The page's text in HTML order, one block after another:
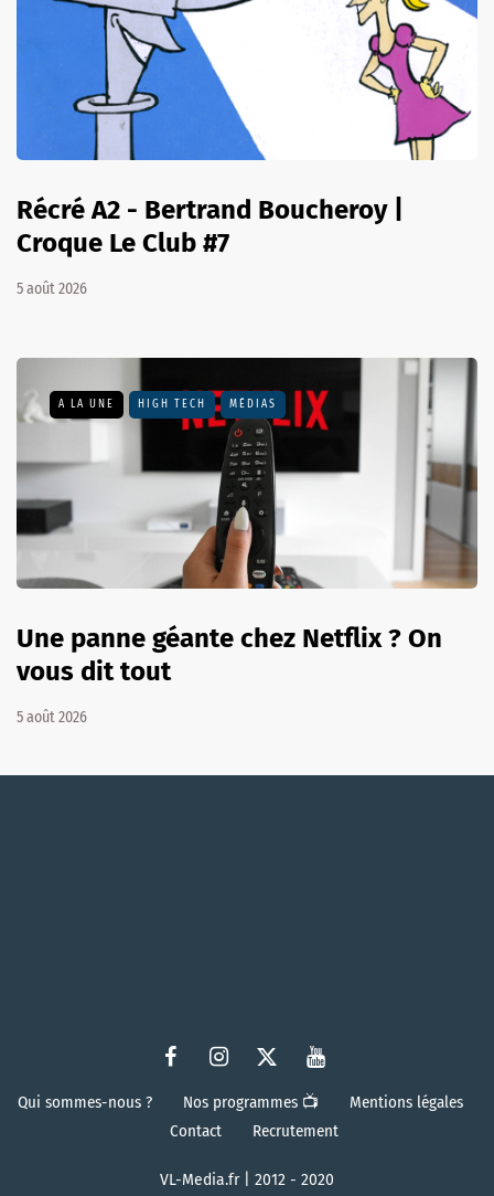
Récré A2 - Bertrand Boucheroy |
Croque Le Club #7
5 août 2026
A LA UNE HIGH TECH MÉDIAS
Une panne géante chez Netflix ? On
vous dit tout
5 août 2026
Qui sommes-nous ? Nos programmes 📺
Mentions légales
Contact
Recrutement
VL-Media.fr | 2012 - 2020